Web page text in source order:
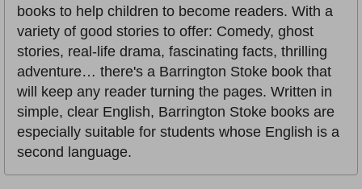
books to help children to become readers. With a
variety of good stories to offer: Comedy, ghost
stories, real-life drama, fascinating facts, thrilling
adventure… there's a Barrington Stoke book that
will keep any reader turning the pages. Written in
simple, clear English, Barrington Stoke books are
especially suitable for students whose English is a
second language.